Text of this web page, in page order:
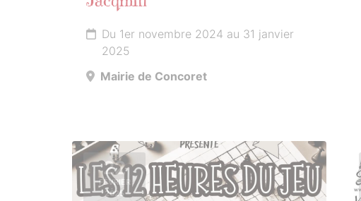
Du 1er novembre 2024 au 31 janvier
2025
Mairie de Concoret
22
FÉVRIER
2025